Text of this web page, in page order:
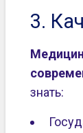
3.
знать: